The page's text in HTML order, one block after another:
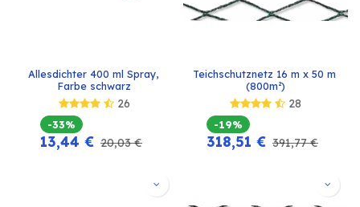
Allesdichter 400 ml Spray,
Farbe schwarz
26
-33%
13,44 € 20,03€
Teichschutznetz 16 m x 50 m
(800m²)
28
-19%
318,51 € 391,77€